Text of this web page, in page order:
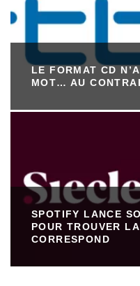
LE FORMAT CD
MOT… AU
SPOTIFY LANCE
POUR TROUVER
CORRESPOND